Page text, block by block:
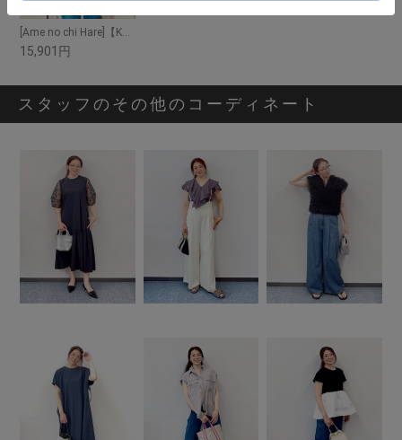
[Ame no chi Hare]【Keep clean】ハートフリルペプラムプルオーバー
15,901円
スタッフのその他のコーディネート